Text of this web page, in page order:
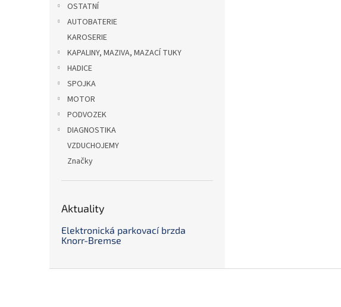
OSTATNÍ
AUTOBATERIE
KAROSERIE
KAPALINY, MAZIVA, MAZACÍ TUKY
HADICE
SPOJKA
MOTOR
PODVOZEK
DIAGNOSTIKA
VZDUCHOJEMY
Značky
Aktuality
Elektronická parkovací brzda
Knorr-Bremse